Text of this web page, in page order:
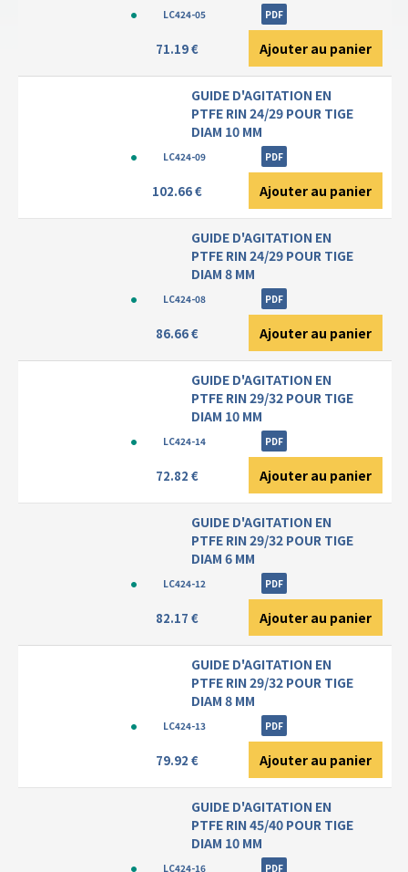
LC424-05 PDF
71.19 € Ajouter au panier
GUIDE D'AGITATION EN
PTFE RIN 24/29 POUR TIGE
DIAM 10 MM
LC424-09 PDF
102.66 € Ajouter au panier
GUIDE D'AGITATION EN
PTFE RIN 24/29 POUR TIGE
DIAM 8 MM
LC424-08 PDF
86.66 € Ajouter au panier
GUIDE D'AGITATION EN
PTFE RIN 29/32 POUR TIGE
DIAM 10 MM
LC424-14 PDF
72.82 € Ajouter au panier
GUIDE D'AGITATION EN
PTFE RIN 29/32 POUR TIGE
DIAM 6 MM
LC424-12 PDF
82.17 € Ajouter au panier
GUIDE D'AGITATION EN
PTFE RIN 29/32 POUR TIGE
DIAM 8 MM
LC424-13 PDF
79.92 € Ajouter au panier
GUIDE D'AGITATION EN
PTFE RIN 45/40 POUR TIGE
DIAM 10 MM
LC424-16 PDF